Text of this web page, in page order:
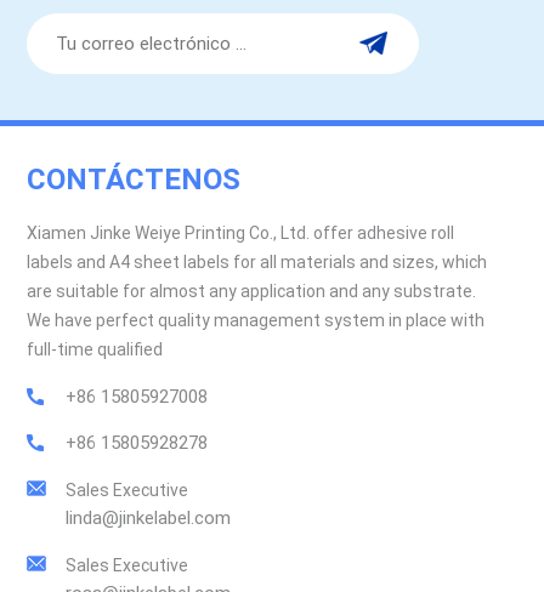
CONTÁCTENOS
Xiamen Jinke Weiye Printing Co., Ltd. offer adhesive roll
labels and A4 sheet labels for all materials and sizes, which
are suitable for almost any application and any substrate.
We have perfect quality management system in place with
full-time qualified
+86 15805927008
+86 15805928278
Sales Executive
linda@jinkelabel.com
Sales Executive